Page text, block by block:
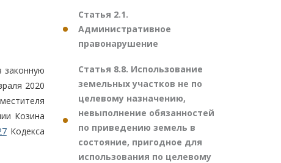
законную
2020
Козина
Кодекса
Статья 2.1.
Административное
правонарушение
Статья 8.8. Использование
земельных участков не по
целевому назначению,
невыполнение обязанностей
по приведению земель в
состояние, пригодное для
использования по целевому